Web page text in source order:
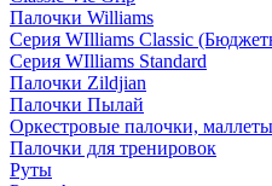
Палочки Williams
Серия WIlliams Classic
Серия WIlliams Standard
Палочки Zildjian
Палочки Пылай
Оркестровые палочки,
Палочки для тренировок
Руты